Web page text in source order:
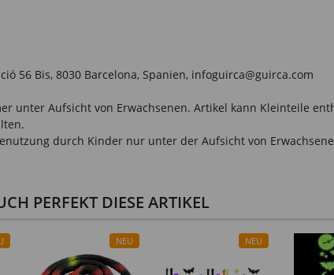
56 Bis, 8030 Barcelona, Spanien, infoguirca@guirca.com
unter Aufsicht von Erwachsenen. Artikel kann Kleinteile
durch Kinder nur unter der Aufsicht von
PERFEKT DIESE ARTIKEL
NEU NEU